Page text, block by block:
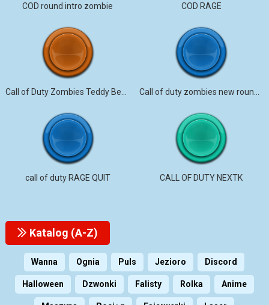
COD round intro zombie COD RAGE
call of duty RAGE QUIT CALL OF DUTY NEXTK
Katalog (A-Z)
Wanna Ognia Puls Jezioro Discord
Halloween Dzwonki Falisty Rolka Anime